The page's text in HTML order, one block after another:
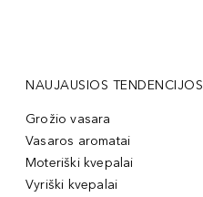
NAUJAUSIOS TENDENCIJOS
Grožio vasara
Vasaros aromatai
Moteriški kvepalai
Vyriški kvepalai